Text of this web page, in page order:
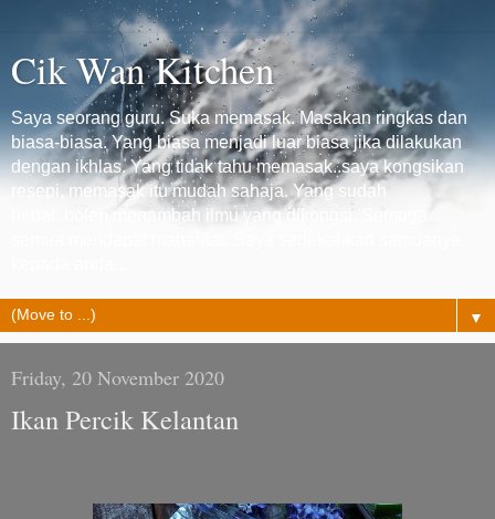
Cik Wan Kitchen
Saya seorang guru. Suka memasak. Masakan ringkas dan
biasa-biasa. Yang biasa menjadi luar biasa jika dilakukan
dengan ikhlas. Yang tidak tahu memasak..saya kongsikan
resepi, memasak itu mudah sahaja. Yang sudah
hebat..boleh menambah ilmu yang dikongsi. Semoga
▼
Friday, 20 November 2020
Ikan Percik Kelantan